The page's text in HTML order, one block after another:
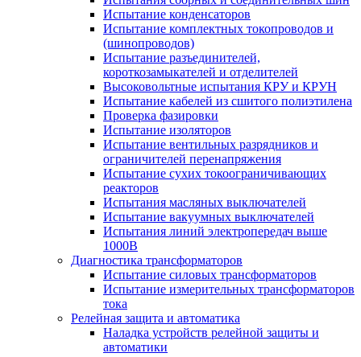
Испытание конденсаторов
Испытание комплектных токопроводов и
(шинопроводов)
Испытание разъединителей,
короткозамыкателей и отделителей
Высоковольтные испытания КРУ и КРУН
Испытание кабелей из сшитого полиэтилена
Проверка фазировки
Испытание изоляторов
Испытание вентильных разрядников и
ограничителей перенапряжения
Испытание сухих токоограничивающих
реакторов
Испытания масляных выключателей
Испытание вакуумных выключателей
Испытания линий электропередач выше
1000В
Диагностика трансформаторов
Испытание силовых трансформаторов
Испытание измерительных трансформаторов
тока
Релейная защита и автоматика
Наладка устройств релейной защиты и
автоматики